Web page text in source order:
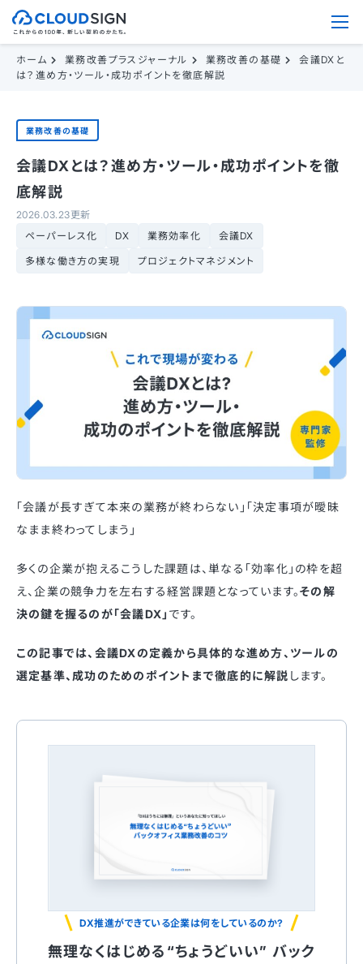
ホーム 業務改善プラスジャーナル 業務改善の基礎
会議DXと
は？進め方・ツール・成功ポイントを徹底解説
業務改善の基礎
会議DXとは？進め方・ツール・成功ポイントを徹
底解説
2026.03.23更新
ペーパーレス化
DX 業務効率化 会議DX
多様な働き方の実現 プロジェクトマネジメント
「会議が長すぎて本来の業務が終わらない」「決定事項が曖昧
なまま終わってしまう」
多くの企業が抱えるこうした課題は、単なる「効率化」の枠を超
え、企業の競争力を左右する経営課題となっています。その解
決の鍵を握るのが「会議DX」 です。
この記事では、会議DXの定義から具体的な進め方、ツールの
選定基準、成功のためのポイントまで徹底的に解説 します。
DX推進ができている企業は何をしているのか?
無理なくはじめる“ちょうどいい” バック